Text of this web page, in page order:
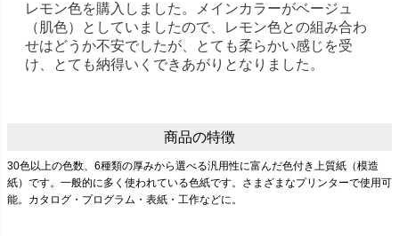
レモン色を購入しました。メインカラーがベージュ
（肌色）としていましたので、レモン色との組み合わ
せはどうか不安でしたが、とても柔らかい感じを受
け、とても納得いくできあがりとなりました。
商品の特徴
30色以上の色数、6種類の厚みから選べる汎用性に富んだ色付き上質紙（模造
紙）です。一般的に多く使われている色紙です。さまざまなプリンターで使用可
能。カタログ・プログラム・表紙・工作などに。